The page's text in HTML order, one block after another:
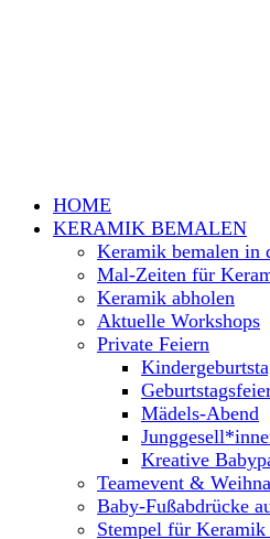
HOME
KERAMIK BEMALEN
Keramik bemalen in
Mal-Zeiten für
Keramik abholen
Aktuelle Workshops
Private Feiern
Mädels-Abend
Kreative
Teamevent &
Baby-Fußabdrücke
Stempel für Keramik